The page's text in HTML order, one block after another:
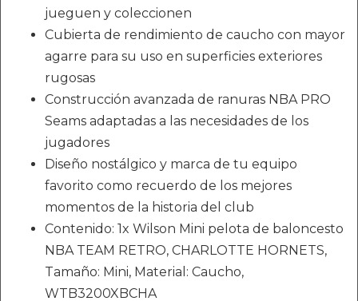
jueguen y coleccionen
Cubierta de rendimiento de caucho con mayor
agarre para su uso en superficies exteriores
rugosas
Construcción avanzada de ranuras NBA PRO
Seams adaptadas a las necesidades de los
jugadores
Diseño nostálgico y marca de tu equipo
favorito como recuerdo de los mejores
momentos de la historia del club
Contenido: 1x Wilson Mini pelota de baloncesto
NBA TEAM RETRO, CHARLOTTE HORNETS,
Tamaño: Mini, Material: Caucho,
WTB3200XBCHA